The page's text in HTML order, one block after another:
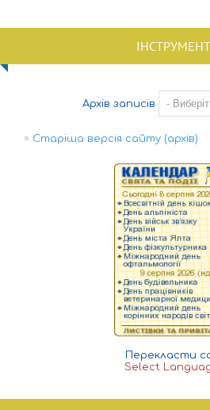
Архів записів
Старіша версія сайту (архів)
Перекласти
Select